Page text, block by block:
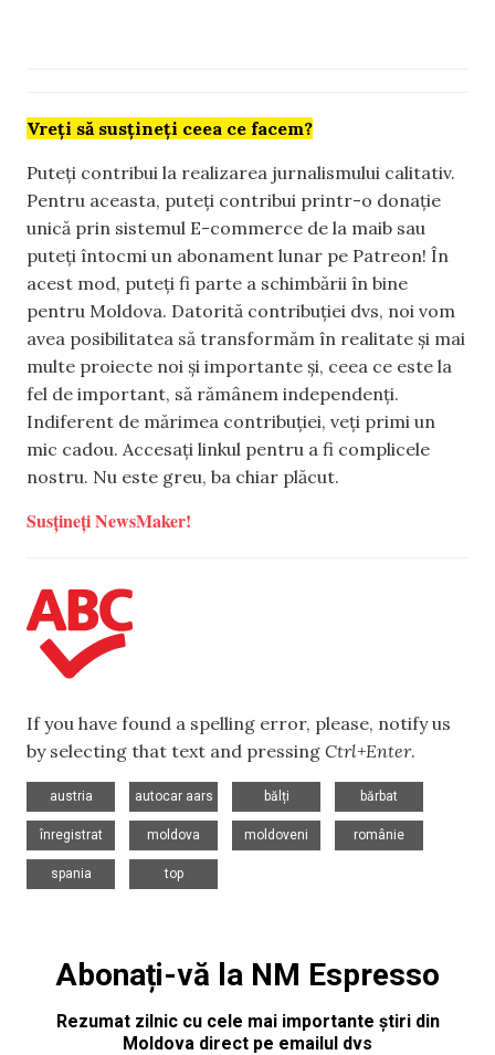
Vreți să susțineți ceea ce facem?
Puteți contribui la realizarea jurnalismului calitativ.
Pentru aceasta, puteți contribui printr-o donație
unică prin sistemul E-commerce de la maib sau
puteți întocmi un abonament lunar pe Patreon! În
acest mod, puteți fi parte a schimbării în bine
pentru Moldova. Datorită contribuției dvs, noi vom
avea posibilitatea să transformăm în realitate și mai
multe proiecte noi și importante și, ceea ce este la
fel de important, să rămânem independenți.
Indiferent de mărimea contribuției, veți primi un
mic cadou. Accesați linkul pentru a fi complicele
nostru. Nu este greu, ba chiar plăcut.
Susțineți NewsMaker!
If you have found a spelling error, please, notify us
by selecting that text and pressing Ctrl+Enter.
austria
autocar aars
bălți
bărbat
înregistrat
moldova
moldoveni
românie
spania
top
Abonați-vă la NM Espresso
Rezumat zilnic cu cele mai importante știri din
Moldova direct pe emailul dvs